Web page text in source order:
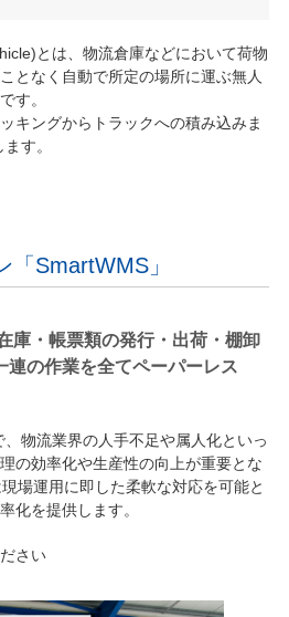
とは、物流倉庫などにおいて荷物
となく自動で所定の場所に運ぶ無人
す。
キングからトラックへの積み込みま
す。
SmartWMS」
庫・帳票類の発行・出荷・棚卸
連の作業を全てペーパーレス
物流業界の人手不足や属人化といっ
の効率化や生産性の向上が重要とな
場運用に即した柔軟な対応を可能と
化を提供します。
さい